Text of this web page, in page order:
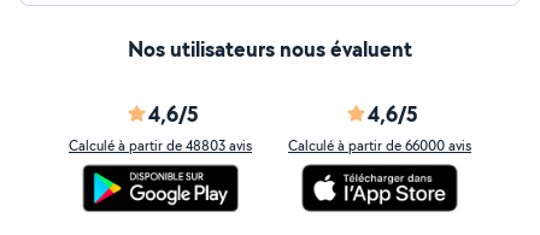
Nos utilisateurs nous évaluent
4,6/5
Calculé à partir de 48803 avis
4,6/5
Calculé à partir de 66000 avis